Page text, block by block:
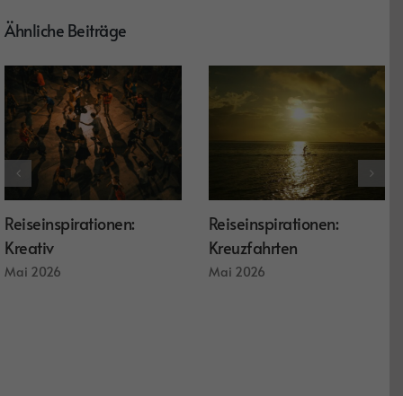
Ähnliche Beiträge
Reiseinspirationen:
Kreativ
Mai 2026
Reiseinspirationen:
Kreuzfahrten
Mai 2026